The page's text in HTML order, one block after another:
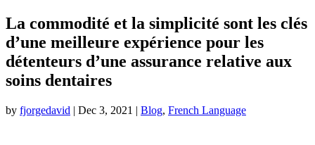
La commodité et la simplicité sont les clés
d’une meilleure expérience pour les
détenteurs d’une assurance relative aux
soins dentaires
by fjorgedavid | Dec 3, 2021 | Blog, French Language